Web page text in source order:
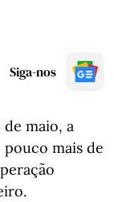
Siga-nos
maio, a
mais de